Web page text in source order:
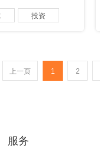
投资
上一页 1 2
服务